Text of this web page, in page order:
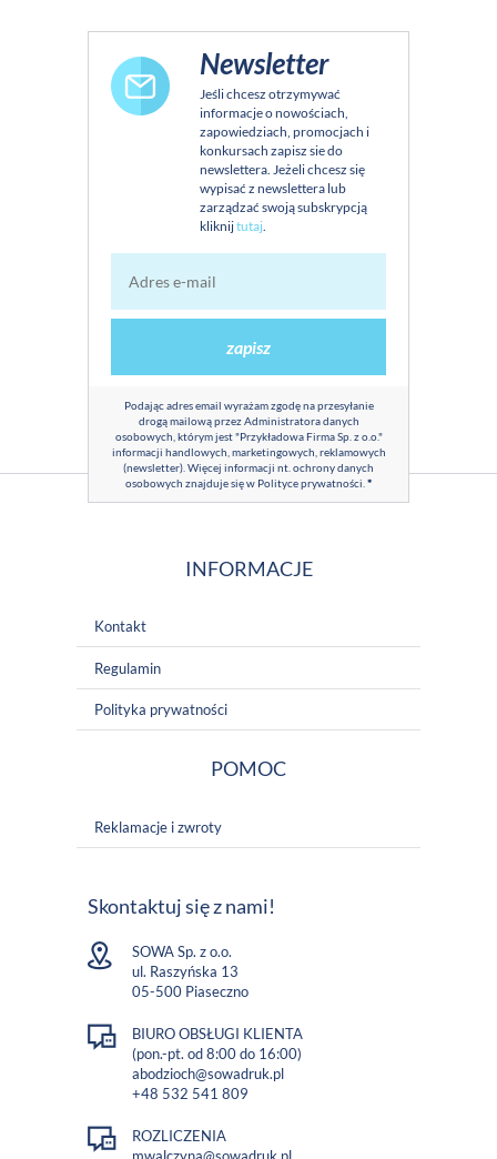
Newsletter
Jeśli chcesz otrzymywać
informacje o nowościach,
zapowiedziach, promocjach i
konkursach zapisz sie do
newslettera. Jeżeli chcesz się
wypisać z newslettera lub
zarządzać swoją subskrypcją
kliknijtutaj.
zapisz
Podając adres email wyrażam zgodę na przesyłanie
drogą mailową przez Administratora danych
osobowych, którym jest "Przykładowa Firma Sp. z o.o."
informacji handlowych, marketingowych, reklamowych
(newsletter). Więcej informacji nt. ochrony danych
osobowych znajduje się w Polityce prywatności *
INFORMACJE
Kontakt
Regulamin
Polityka prywatności
POMOC
Reklamacje i zwroty
Skontaktuj się z nami!
SOWA Sp. z o.o.
ul. Raszyńska 13
05-500 Piaseczno
BIURO OBSŁUGI KLIENTA
(pon.-pt. od 8:00 do 16:00)
abodzioch@sowadruk.pl
+48 532 541 809
ROZLICZENIA